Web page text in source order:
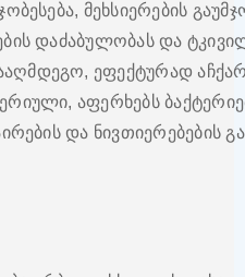
მეხსიერების
დაძაბულობას და
ეფექტურად
აფერხებს
და